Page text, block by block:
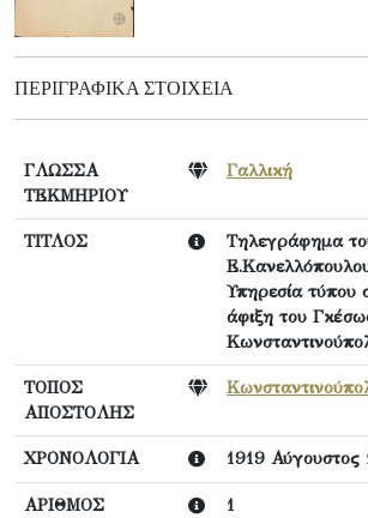
ΠΕΡΙΓΡΑΦΙΚΆ ΣΤΟΙΧΕΊΑ
ΓΛΩΣΣΑ
ΤΕΚΜΗΡΙΟΥ
Γαλλική
ΤΙΤΛΟΣ
Τηλεγράφημα
Υπηρεσία τύπου
άφιξη του
ΤΟΠΟΣ
ΑΠΟΣΤΟΛΗΣ
ΧΡΟΝΟΛΟΓΙΑ 1919 Αύγουστος
ΑΡΙΘΜΟΣ
1